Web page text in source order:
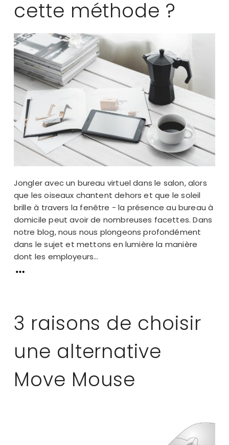
cette méthode ?
Jongler avec un bureau virtuel dans le salon, alors
que les oiseaux chantent dehors et que le soleil
brille à travers la fenêtre - la présence au bureau à
domicile peut avoir de nombreuses facettes. Dans
notre blog, nous nous plongeons profondément
dans le sujet et mettons en lumière la manière
dont les employeurs...
3 raisons de choisir
une alternative
Move Mouse